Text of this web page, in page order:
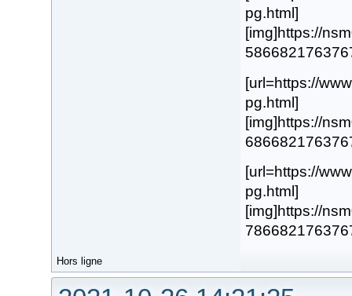
pg.html]
[img]https://
[url=https://
pg.html]
[img]https://
[url=https://
pg.html]
[img]https://
Hors ligne